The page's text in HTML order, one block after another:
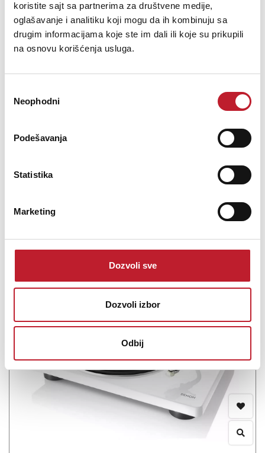
koristite sajt sa partnerima za društvene medije,
oglašavanje i analitiku koji mogu da ih kombinuju sa
drugim informacijama koje ste im dali ili koje su prikupili
na osnovu korišćenja usluga.
сагласности
Neophodni
Podešavanja
Statistika
Marketing
Dozvoli sve
Dozvoli izbor
Odbij
enkoderom i USB portom sa prednje strane. Slušajte vaše ploče ali i
prebacujte audio signal sa vinila u MP3 format vrlo jednostavno.
PROVJERITE DOSTUPNOST